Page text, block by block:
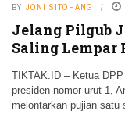
BY JONI SITOHANG
Jelang Pilgub
Saling Lempar
TIKTAK.ID – Ketua
presiden nomor urut 1,
melontarkan pujian satu